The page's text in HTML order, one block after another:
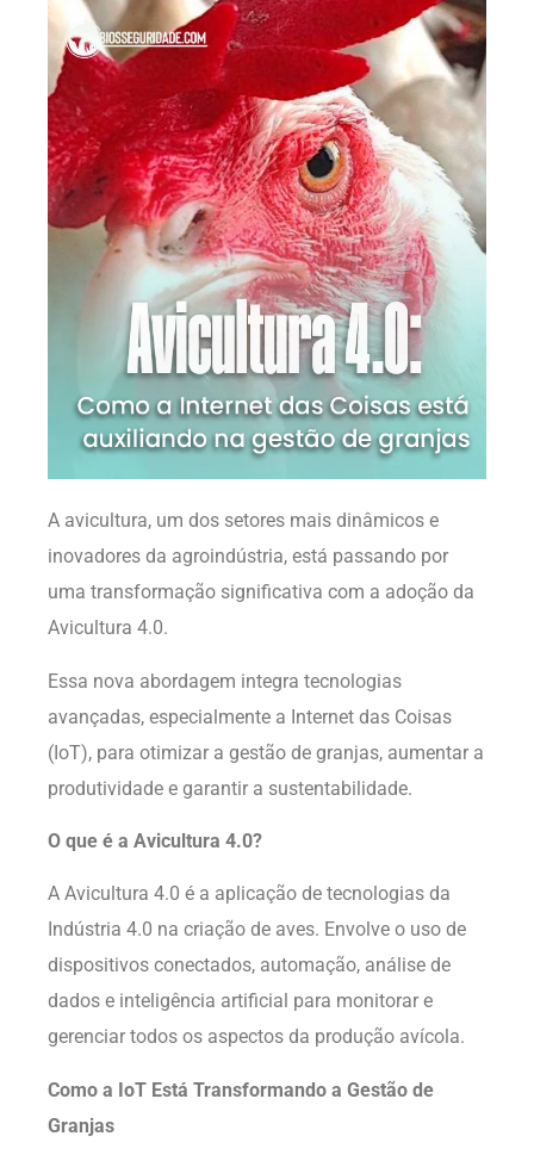
A avicultura, um dos setores mais dinâmicos e
inovadores da agroindústria, está passando por
uma transformação significativa com a adoção da
Avicultura 4.0.
Essa nova abordagem integra tecnologias
avançadas, especialmente a Internet das Coisas
(IoT), para otimizar a gestão de granjas, aumentar a
produtividade e garantir a sustentabilidade.
O que é a Avicultura 4.0?
A Avicultura 4.0 é a aplicação de tecnologias da
Indústria 4.0 na criação de aves. Envolve o uso de
dispositivos conectados, automação, análise de
dados e inteligência artificial para monitorar e
gerenciar todos os aspectos da produção avícola.
Como a IoT Está Transformando a Gestão de
Granjas